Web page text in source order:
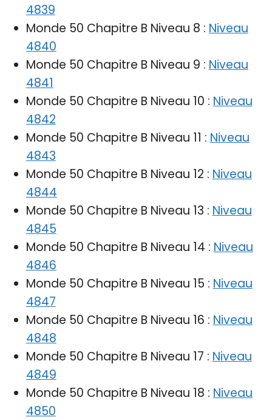
4839
Monde 50 Chapitre B Niveau 8 : Niveau
4840
Monde 50 Chapitre B Niveau 9 : Niveau
4841
Monde 50 Chapitre B Niveau 10 : Niveau
4842
Monde 50 Chapitre B Niveau 11 : Niveau
4843
Monde 50 Chapitre B Niveau 12 : Niveau
4844
Monde 50 Chapitre B Niveau 13 : Niveau
4845
Monde 50 Chapitre B Niveau 14 : Niveau
4846
Monde 50 Chapitre B Niveau 15 : Niveau
4847
Monde 50 Chapitre B Niveau 16 : Niveau
4848
Monde 50 Chapitre B Niveau 17 : Niveau
4849
Monde 50 Chapitre B Niveau 18 : Niveau
4850